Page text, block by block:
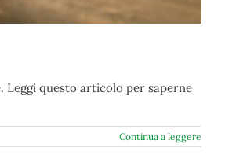
Leggi questo articolo per saperne
Continua a leggere